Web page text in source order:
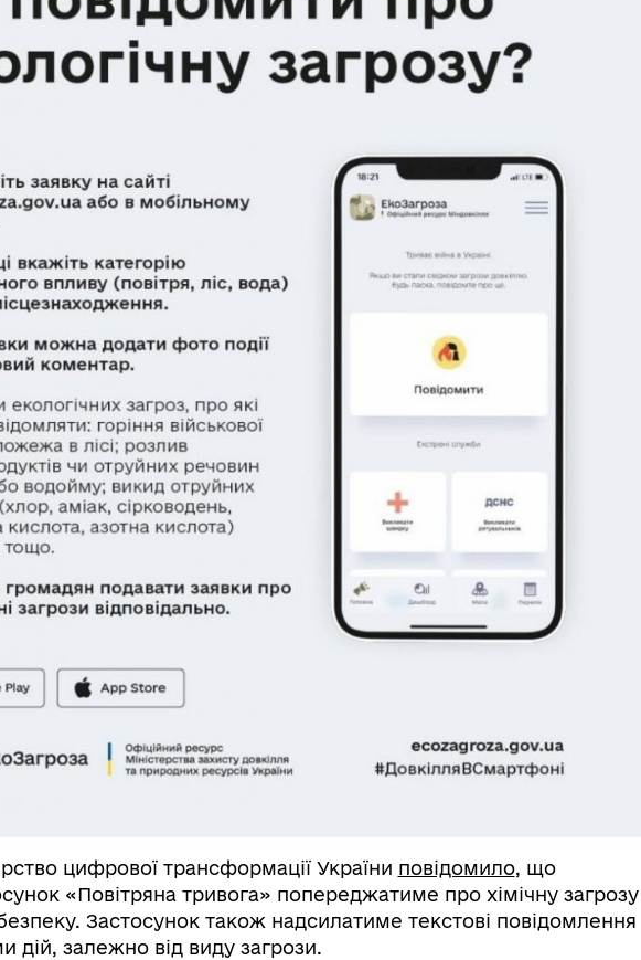
цифрової трансформації України повідомило, що
«Повітряна тривога» попереджатиме про хімічну загрозу
Застосунок також надсилатиме текстові повідомлення
дій, залежно від виду загрози.